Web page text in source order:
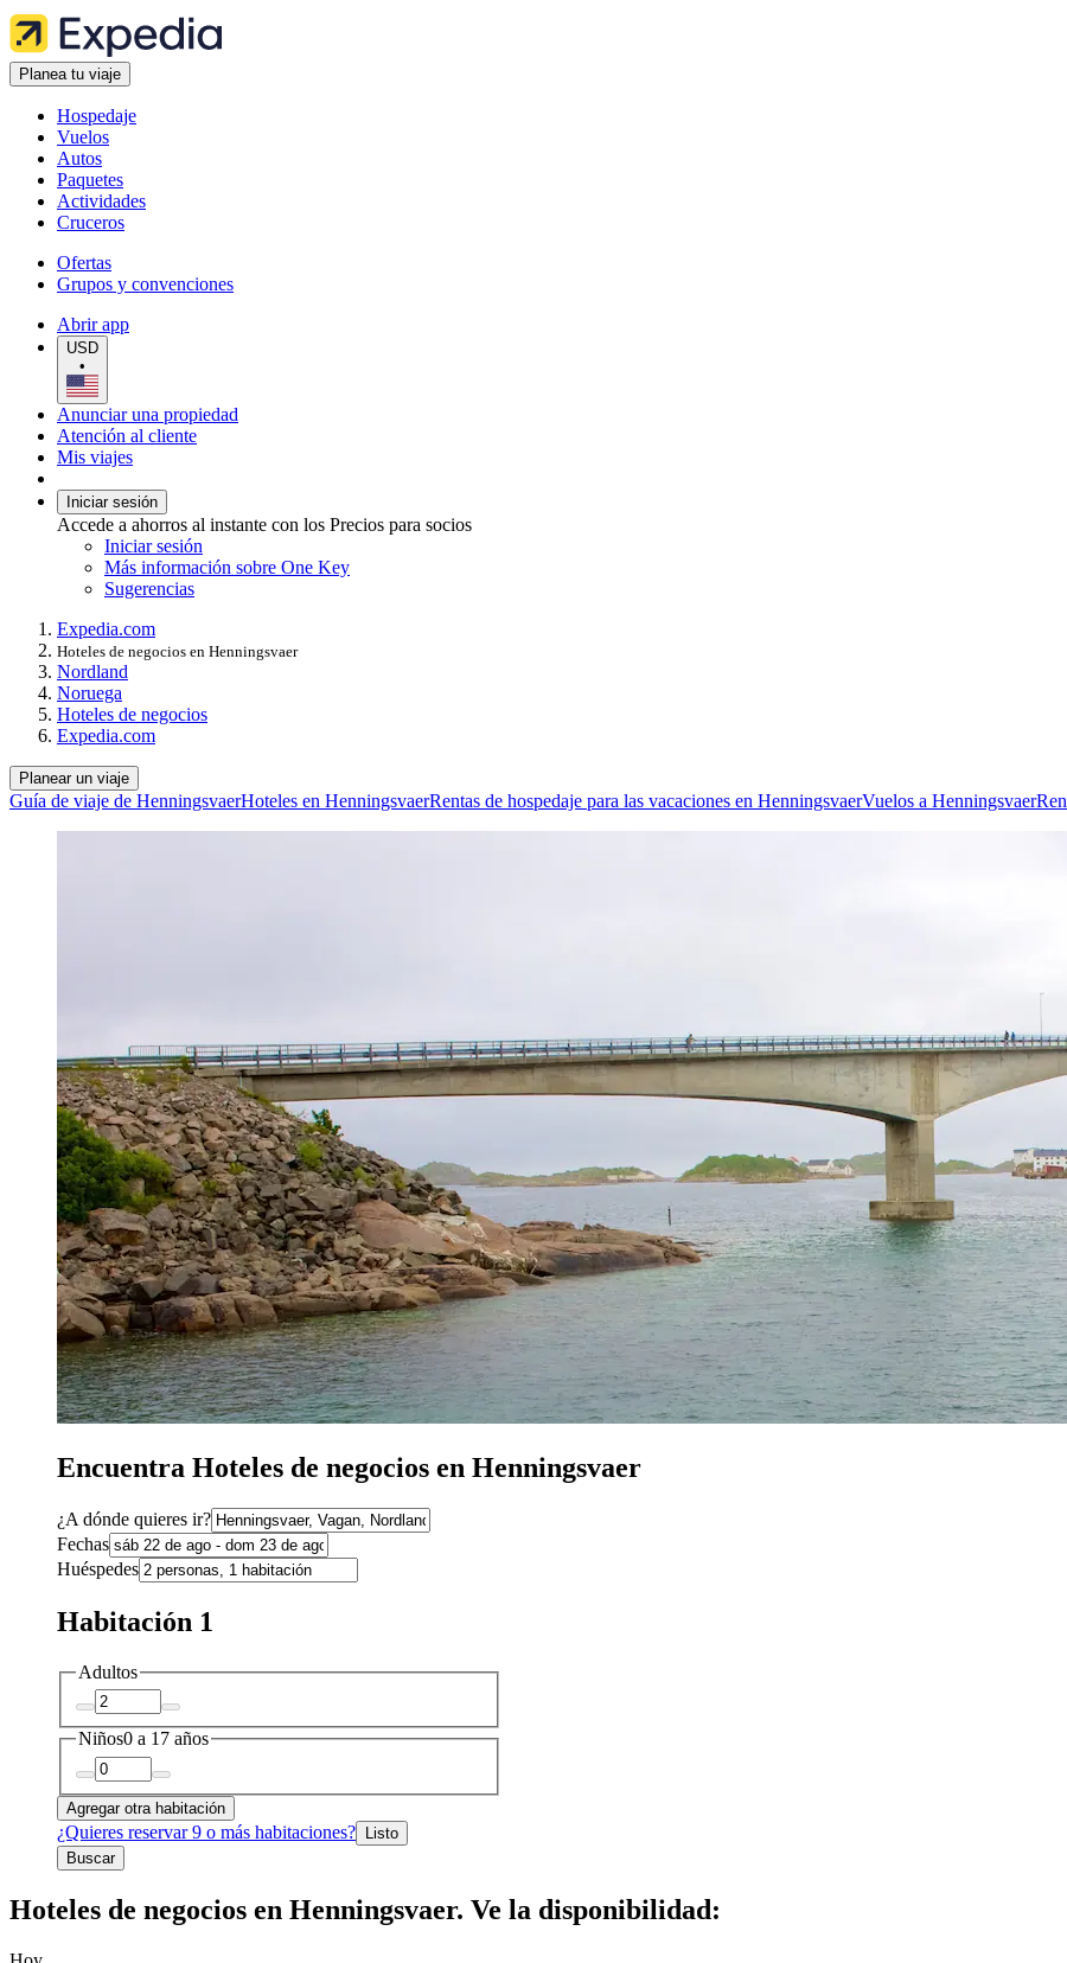
Planea tu viaje
Hospedaje
Vuelos
Autos
Paquetes
Actividades
Cruceros
Ofertas
Grupos y convenciones
Abrir app
USD
•
Anunciar una propiedad
Atención al cliente
Mis viajes
Iniciar sesión
Accede a ahorros al instante con los Precios para socios
Iniciar sesión
Más información sobre One Key
Sugerencias
Expedia.com
Hoteles de negocios en Henningsvaer
Nordland
Noruega
Hoteles de negocios
Expedia.com
Planear un viaje
Guía de viaje de HenningsvaerHoteles en HenningsvaerRentas de hospedaje para las vacaciones en HenningsvaerVuelos a Henningsvaer
Encuentra Hoteles de negocios en Henningsvaer
¿A dónde quieres ir?
Fechas
Huéspedes
Habitación 1
Adultos
Niños0 a 17 años
Agregar otra habitación
¿Quieres reservar 9 o más habitaciones? Listo
Buscar
Hoteles de negocios en Henningsvaer. Ve la disponibilidad: